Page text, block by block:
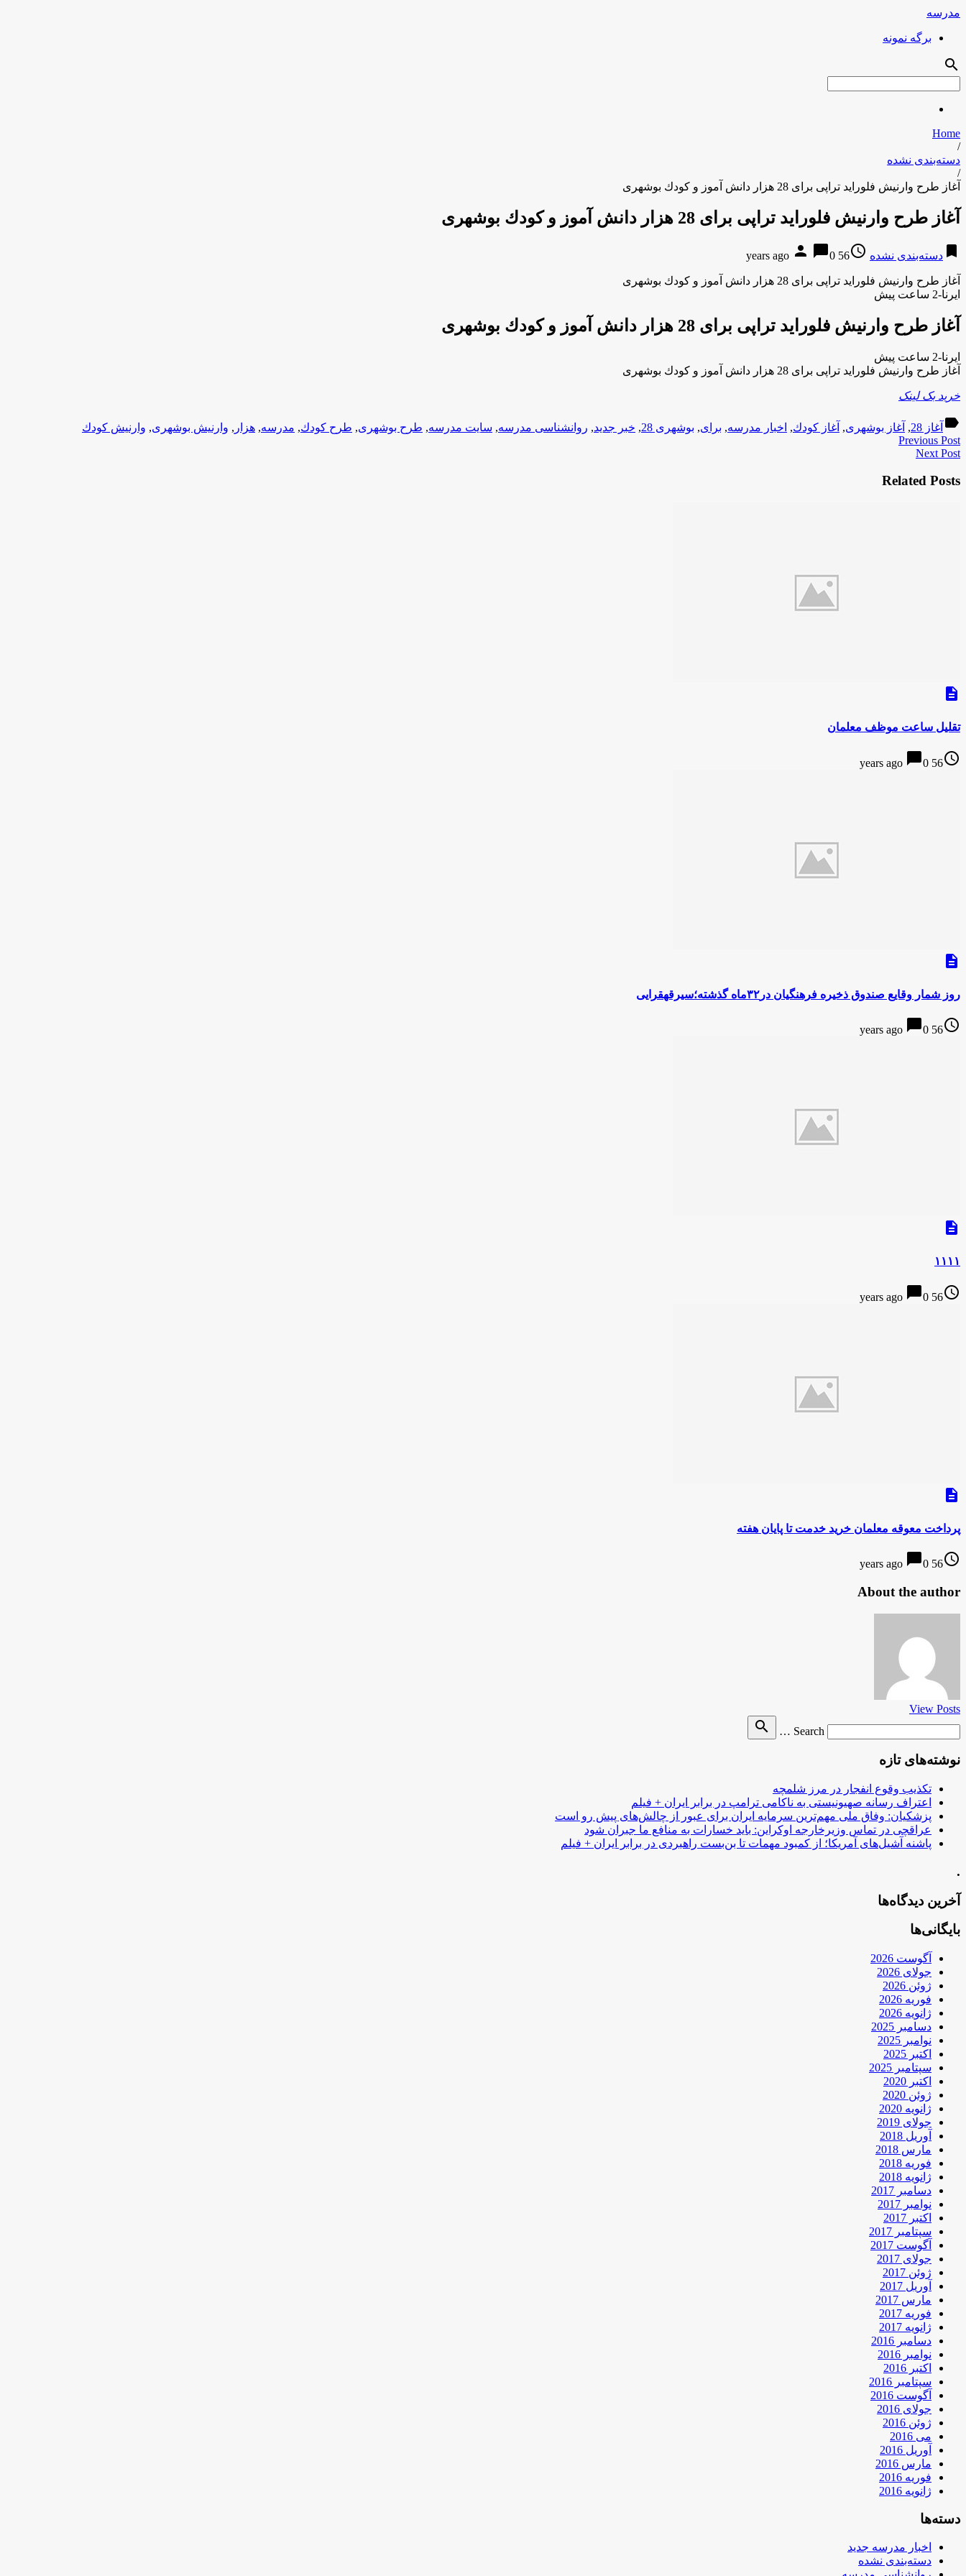
مدرسه
برگه نمونه
search
Home
/
دسته‌بندی نشده
/
آغاز طرح وارنیش فلوراید تراپی برای 28 هزار دانش آموز و كودك بوشهری
آغاز طرح وارنیش فلوراید تراپی برای 28 هزار دانش آموز و كودك بوشهری
bookmark دسته‌بندی نشده access_time
56 years ago
person chat_bubble0
آغاز طرح وارنیش فلوراید تراپی برای 28 هزار دانش آموز و كودك بوشهری
ایرنا-2 ساعت پیش
آغاز طرح وارنیش فلوراید تراپی برای 28 هزار دانش آموز و كودك بوشهری
ایرنا-2 ساعت پیش
آغاز طرح وارنیش فلوراید تراپی برای 28 هزار دانش آموز و كودك بوشهری
خرید بک لینک
label آغاز 28 , آغاز بوشهری, آغاز كودك, اخبار مدرسه, برای, بوشهری 28 , خبر جدید, روانشناسی مدرسه, سایت مدرسه, طرح بوشهری, طرح كودك, مدرسه, هزار , وارنیش بوشهری, وارنیش كودك
Previous Post
Next Post
Related Posts
description
تقلیل ساعت موظف معلمان
access_time
56 years ago
chat_bubble0
description
روز شمار وقایع صندوق ذخیره فرهنگیان در۳۲ماه گذشته؛سیرقهقرایی
access_time
56 years ago
chat_bubble0
description
۱۱۱۱
access_time
56 years ago
chat_bubble0
description
پرداخت معوقه معلمان خرید خدمت تا پایان هفته
access_time
56 years ago
chat_bubble0
About the author
View Posts
Search …
search
نوشته‌های تازه
تکذیب وقوع انفجار در مرز شلمچه
اعتراف رسانه صهیونیستی به ناکامی ترامپ در برابر ایران + فیلم
پزشکیان: وفاق ملی مهم‌ترین سرمایه ایران برای عبور از چالش‌های پیش رو است
عراقچی در تماس وزیرخارجه اوکراین: باید خسارات به منافع ما جبران شود
پاشنه آشیل‌های آمریکا؛ از کمبود مهمات تا بن‌بست راهبردی در برابر ایران + فیلم
.
آخرین دیدگاه‌ها
بایگانی‌ها
آگوست 2026
جولای 2026
ژوئن 2026
فوریه 2026
ژانویه 2026
دسامبر 2025
نوامبر 2025
اکتبر 2025
سپتامبر 2025
اکتبر 2020
ژوئن 2020
ژانویه 2020
جولای 2019
آوریل 2018
مارس 2018
فوریه 2018
ژانویه 2018
دسامبر 2017
نوامبر 2017
اکتبر 2017
سپتامبر 2017
آگوست 2017
جولای 2017
ژوئن 2017
آوریل 2017
مارس 2017
فوریه 2017
ژانویه 2017
دسامبر 2016
نوامبر 2016
اکتبر 2016
سپتامبر 2016
آگوست 2016
جولای 2016
ژوئن 2016
می 2016
آوریل 2016
مارس 2016
فوریه 2016
ژانویه 2016
دسته‌ها
اخبار مدرسه جدید
دسته‌بندی نشده